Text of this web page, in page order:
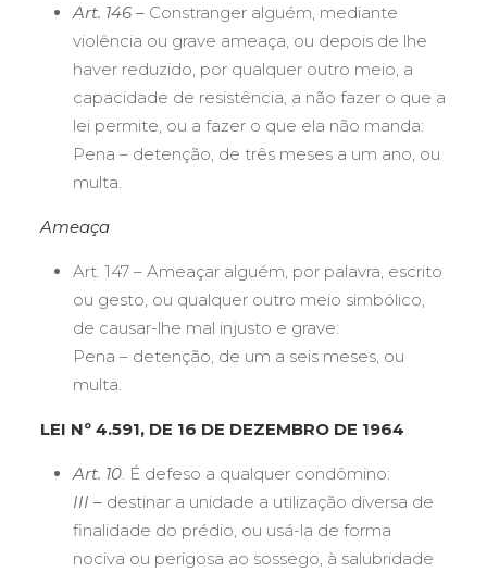
Art. 146 –Constranger alguém, mediante
violência ou grave ameaça, ou depois de lhe
haver reduzido, por qualquer outro meio, a
capacidade de resistência, a não fazer o que a
lei permite, ou a fazer o que ela não manda:
Pena – detenção, de três meses a um ano, ou
multa.
Ameaça
Art. 147 – Ameaçar alguém, por palavra, escrito
ou gesto, ou qualquer outro meio simbólico,
de causar-lhe mal injusto e grave:
Pena – detenção, de um a seis meses, ou
multa.
LEI Nº 4.591, DE 16 DE DEZEMBRO DE 1964
Art. 10. É defeso a qualquer condômino:
III –destinar a unidade a utilização diversa de
finalidade do prédio, ou usá-la de forma
nociva ou perigosa ao sossego, à salubridade